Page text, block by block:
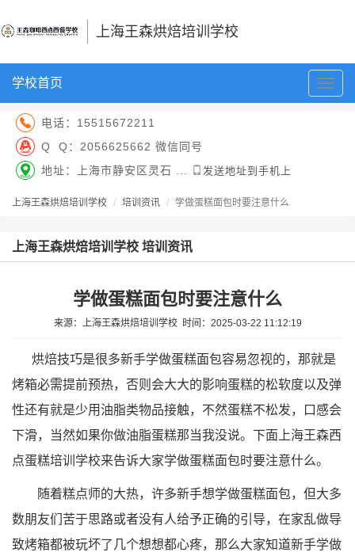
上海王森烘焙培训学校
切
换
学校首页
电话： 15515672211
Q Q： 2056625662 微信同号
地址：上海市静安区灵石 ...
发送地址到手机上
上海王森烘焙培训学校 培训资讯 学做蛋糕面包时要注意什么
上海王森烘焙培训学校 培训资讯
学做蛋糕面包时要注意什么
来源： 上海王森烘焙培训学校 时间： 2025-03-22 11:12:19
烘焙技巧是很多新手学做蛋糕面包容易忽视的，那就是
烤箱必需提前预热，否则会大大的影响蛋糕的松软度以及弹
性还有就是少用油脂类物品接触，不然蛋糕不松发，口感会
下滑，当然如果你做油脂蛋糕那当我没说。下面上海王森西
点蛋糕培训学校来告诉大家学做蛋糕面包时要注意什么。
随着糕点师的大热，许多新手想学做蛋糕面包，但大多
数朋友们苦于思路或者没有人给予正确的引导，在家乱做导
致烤箱都被玩坏了几个想想都心疼，那么大家知道新手学做